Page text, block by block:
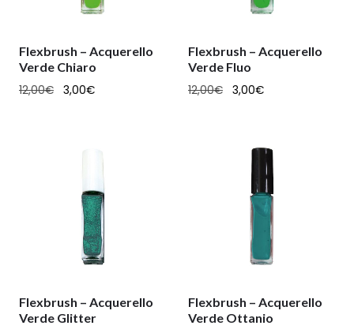
Flexbrush – Acquerello
Verde Chiaro
12,00€ 3,00€
Flexbrush – Acquerello
Verde Fluo
12,00€ 3,00€
Flexbrush – Acquerello
Verde Glitter
Flexbrush – Acquerello
Verde Ottanio